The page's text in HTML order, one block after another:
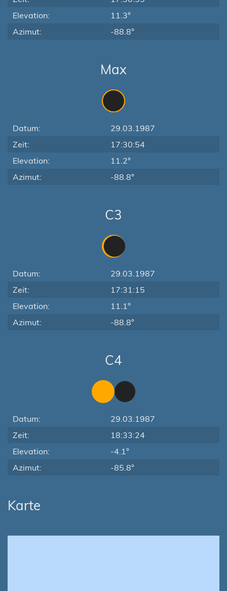
Elevation:
11.3°
Azimut:
-88.8°
Max
Datum:
29.03.1987
Zeit:
17:30:54
Elevation:
11.2°
Azimut:
-88.8°
C3
Datum:
29.03.1987
Zeit:
17:31:15
Elevation:
11.1°
Azimut:
-88.8°
C4
Datum:
29.03.1987
Zeit:
18:33:24
Elevation:
-4.1°
Azimut:
-85.8°
Karte